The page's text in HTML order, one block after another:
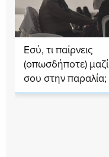
Εσύ, τι παίρνεις
(οπωσδήποτε) μαζί
σου στην παραλία;